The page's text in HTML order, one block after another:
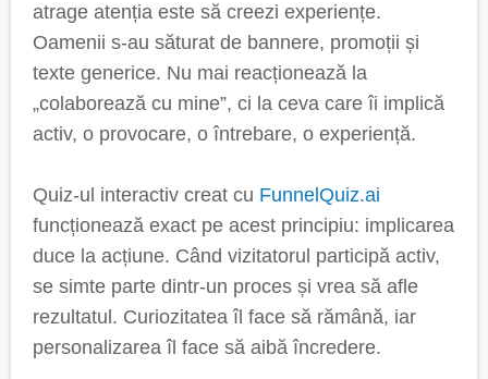
atrage atenția este să creezi experiențe.
Oamenii s-au săturat de bannere, promoții și
texte generice. Nu mai reacționează la
„colaborează cu mine”, ci la ceva care îi implică
activ, o provocare, o întrebare, o experiență.
Quiz-ul interactiv creat cu FunnelQuiz.ai
funcționează exact pe acest principiu: implicarea
duce la acțiune. Când vizitatorul participă activ,
se simte parte dintr-un proces și vrea să afle
rezultatul. Curiozitatea îl face să rămână, iar
personalizarea îl face să aibă încredere.